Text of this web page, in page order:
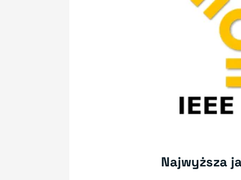
Najwyższa